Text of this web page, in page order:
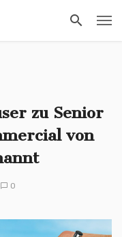
zu Senior
von
0